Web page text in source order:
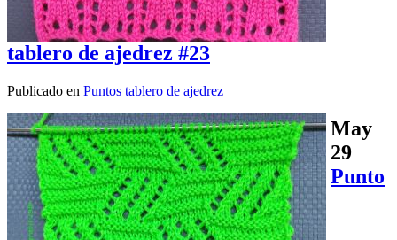
tablero de ajedrez #23
Publicado en Puntos tablero de ajedrez
May
29
Punto